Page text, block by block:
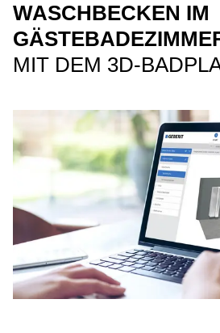
WASCHBECKEN IM
MIT DEM 3D-